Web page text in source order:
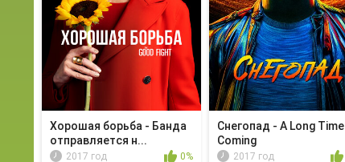
Хорошая борьба - Банда
отправляется н...
2017 год 0%
Снегопад - A Long Time
Coming
2017 год